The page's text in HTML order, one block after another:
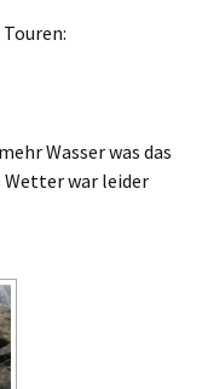
Wasser was das
Wetter war leider